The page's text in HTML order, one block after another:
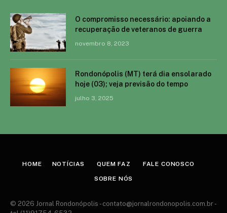
O compromisso necessário: apoiando a
recuperação de veteranos de guerra
novembro 8, 2023
Rondonópolis (MT) terá dia ensolarado
hoje (03); veja previsão do tempo
julho 3, 2025
HOME NOTÍCIAS QUEM FAZ FALE CONOSCO
SOBRE NÓS
© 2026 Jornal Rondonópolis - contato@jornalrondonopolis.com.br -